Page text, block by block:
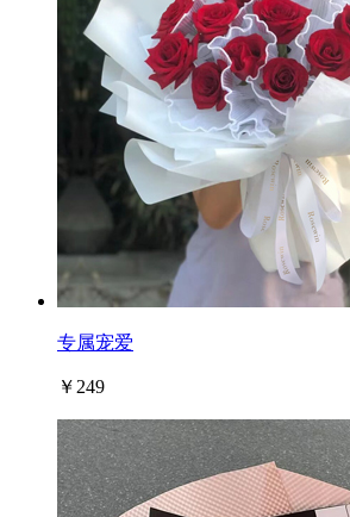
专属宠爱
￥249